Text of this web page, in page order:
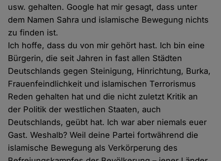
usw. gehalten. Google hat mir gesagt, dass unter
dem Namen Sahra und islamische Bewegung nichts
zu finden ist.
Ich hoffe, dass du von mir gehört hast. Ich bin eine
Bürgerin, die seit Jahren in fast allen Städten
Deutschlands gegen Steinigung, Hinrichtung, Burka,
Frauenfeindlichkeit und islamischen Terrorismus
Reden gehalten hat und die nicht zuletzt Kritik an
der Politik der westlichen Staaten, auch
Deutschlands, geübt hat. Ich war aber niemals euer
Gast. Weshalb? Weil deine Partei fortwährend die
islamische Bewegung als Verkörperung des